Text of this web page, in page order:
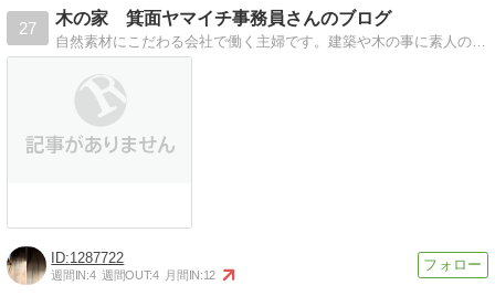
27
木の家 箕面ヤマイチ事務員さんのブログ
自然素材にこだわる会社で働く主婦です。建築や木の事に素人の私が感じた日々の事を書いています。
1287722
週間IN:4 週間OUT:4 月間IN:12